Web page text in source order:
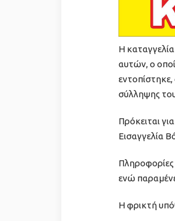
Η
αυτών, ο
σύλληψης
Πρόκειται
Εισαγγελία
Πληροφορίες
ενώ
Η φρικτή